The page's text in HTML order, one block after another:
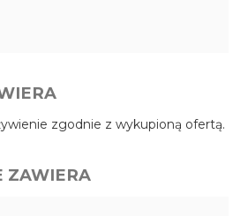
zgodnie z wykupioną ofertą.
ZAWIERA